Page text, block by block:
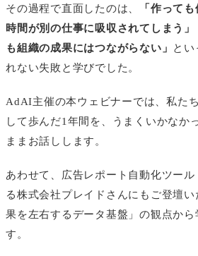
その過程で直面したのは、
「作って
時間が別の仕事に吸収されてしまう
も組織の成果にはつながらない」
とい
れない失敗と学びでした。
AdAI主催の本ウェビナーでは、私た
して歩んだ1年間を、うまくいかなか
ままお話しします。
あわせて、広告レポート自動化ツール
る株式会社プレイドさんにもご登壇
果を左右するデータ基盤」の観点から
す。